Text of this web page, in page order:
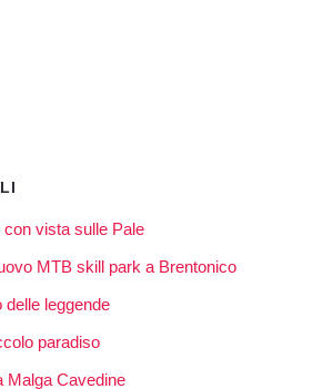
vista sulle Pale
MTB skill park a Brentonico
delle leggende
paradiso
Malga Cavedine